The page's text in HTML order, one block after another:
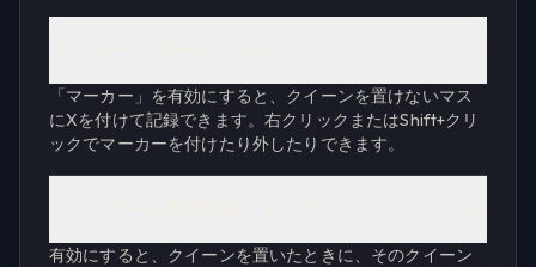
「マーカー」を有効にすると、クイーンを置けないマス
にXを付けて記録できます。右クリックまたはShift+クリ
ックでマーカーを付けたり外したりできます。
有効にすると、クイーンを置いたときに、そのクイーン